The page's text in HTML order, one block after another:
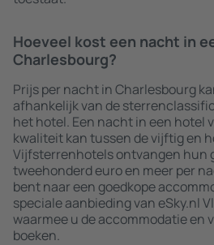
Hoeveel kost een nacht in
Charlesbourg?
Prijs per nacht in Charlesbourg
afhankelijk van de
het hotel. Een nacht in een hotel
kwaliteit kan tussen de vijftig en
Vijfsterrenhotels ontvangen hun
tweehonderd euro en meer per
bent naar een goedkope
speciale aanbieding van eSky.nl
waarmee u de accommodatie en
boeken.